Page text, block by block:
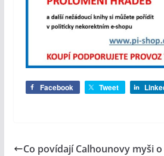
Facebook Tweet
Co povídají Calhounovy myši